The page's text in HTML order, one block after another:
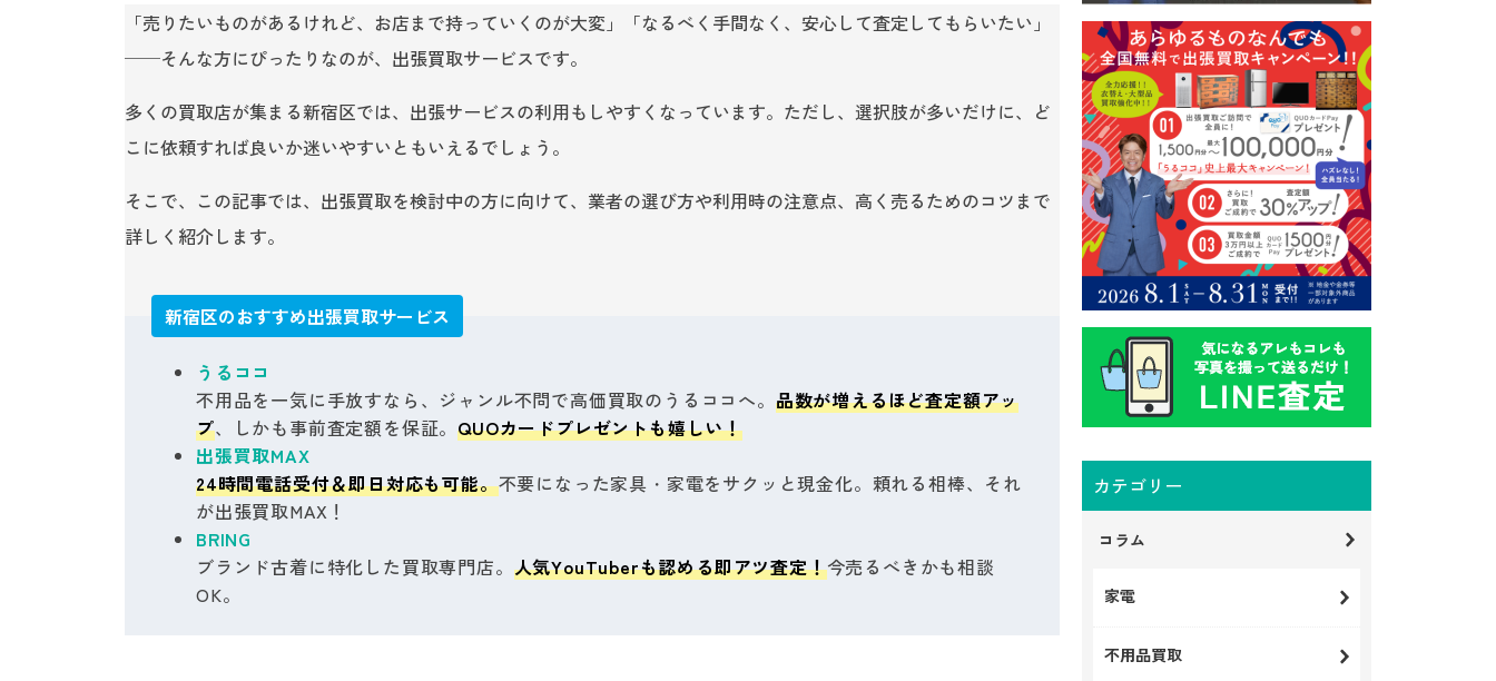
「売りたいものがあるけれど、お店まで持っていくのが大変」「なるべく手間なく、安心して査定してもらいたい」
──そんな方にぴったりなのが、出張買取サービスです。
多くの買取店が集まる新宿区では、出張サービスの利用もしやすくなっています。ただし、選択肢が多いだけに、ど
こに依頼すれば良いか迷いやすいともいえるでしょう。
そこで、この記事では、出張買取を検討中の方に向けて、業者の選び方や利用時の注意点、高く売るためのコツまで
詳しく紹介します。
新宿区のおすすめ出張買取サービス
うるココ
不用品を一気に手放すなら、ジャンル不問で高価買取のうるココへ。 品数が増えるほど査定額アッ
プ、しかも事前査定額を保証。QUOカードプレゼントも嬉しい！
出張買取MAX
24時間電話受付＆即日対応も可能。不要になった家具・家電をサクッと現金化。頼れる相棒、それ
が出張買取MAX！
BRING
ブランド古着に特化した買取専門店。 人気YouTuberも認める即アツ査定！今売るべきかも相談
OK。
カテゴリー
コラム
家電
不用品買取